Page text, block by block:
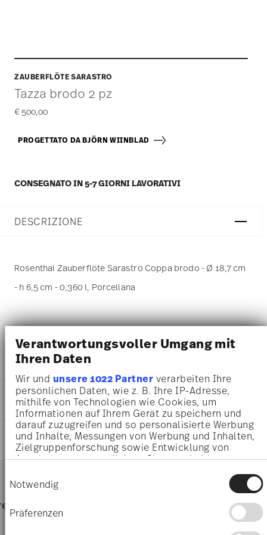
Verantwortungsvoller Umgang mit
Ihren Daten
Wir und unsere 1022 Partnerverarbeiten Ihre
persönlichen Daten, wie z. B. Ihre IP-Adresse,
mithilfe von Technologien wie Cookies, um
Informationen auf Ihrem Gerät zu speichern und
darauf zuzugreifen und so personalisierte Werbung
und Inhalte, Messungen von Werbung und Inhalten,
Zielgruppenforschung sowie Entwicklung von
Angeboten zu ermöglichen. Sie entscheiden
Sie können Ihre Einwilligung jederzeit über die
Cookie-Erklärung oder durch Klicken auf das
Privacy Trigger Symbol ändern oder widerrufen
Notwendig
Präferenzen
ZAUBERFLÖTE SARASTRO
Tazza brodo 2 pz
€ 500,00
PROGETTATO DA BJÖRN WIINBLAD
CONSEGNATO IN 5-7 GIORNI LAVORATIVI
DESCRIZIONE
Rosenthal Zauberflöte Sarastro Coppa brodo - Ø 18,7 cm
- h 6,5 cm - 0,360 l, Porcellana
Rosenthal
Sarastro
Porcellana
Sarastro
11260-206503-10420
4012434014382
DE
1990
DIMENSIONI
18,70 cm
18,70 cm
18,70 cm
6,50 cm
0.36 l
349 gr
21,10 cm
INFORMAZIONI SU CURA E
SICUREZZA
Sicuro per il contatto con gli
SPEDIZIONE E RESI
pagina dedicata alle
spedizioni
per